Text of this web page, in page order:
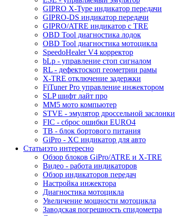
GIPRO X-Type индикатор передачи
GIPRO-DS индикатор передачи
GIPRO/ATRE индикатор с TRE
OBD Tool диагностика лодок
OBD Tool диагностика мотоцикла
SpeedoHealer V4 корректор
bLp - управление стоп сигналом
RL - дефектоскоп геометрии рамы
X-TRE отключение задержки
FiTuner Pro управление инжектором
SLP шифт лайт про
MM5 мото компьютер
STVE - эмулятор дроссельной заслонки
FIC - сброс ошибки EURO4
TB - блок бортового питания
GiPro - XC индикатор для авто
Статьиэто интересно
Обзор блоков GiPro/ATRE и X-TRE
Видео - работа индикаторов
Обзор индикаторов передач
Настройка инжектора
Диагноcтика мотоцикла
Увеличение мощности мотоцикла
Заводская погрешность спидометра